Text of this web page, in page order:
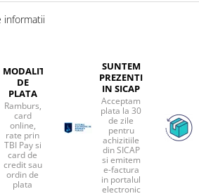
informatii
MODALITATI
DE
PLATA
Ramburs,
card
online,
rate prin
TBI Pay si
card de
credit sau
ordin de
plata
SUNTEM
PREZENTI
IN SICAP
Acceptam
plata la 30
de zile
pentru
achizitiile
din SICAP
si emitem
e-factura
in portalul
electronic